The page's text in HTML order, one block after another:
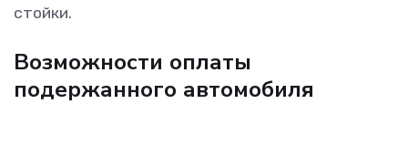
стойки.
Возможности оплаты
подержанного автомобиля